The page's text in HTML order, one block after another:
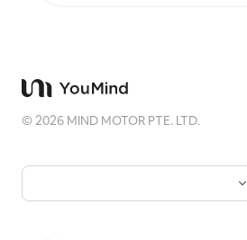
©2026 MIND MOTOR PTE. LTD.